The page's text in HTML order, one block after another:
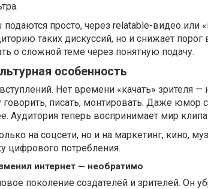
просто, через relatable-видео или
таких дискуссий, но и снижает порог
о сложной теме через понятную подачу.
особенность
Нет времени «качать» зрителя —
писать, монтировать. Даже юмор
Аудитория теперь воспринимает мир
на соцсети, но и на маркетинг, кино,
цифрового потребления.
интернет — необратимо
поколение создателей и зрителей. Он